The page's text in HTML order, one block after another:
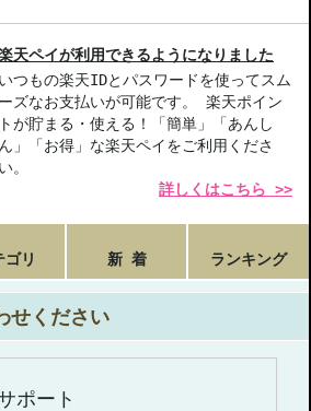
天ペイが利用できるようになりました
いつもの楽天IDとパスワードを使ってスム
ーズなお支払いが可能です。 楽天ポイン
トが貯まる・使える！「簡単」「あんし
ん」「お得」な楽天ペイをご利用くださ
い。
詳しくはこちら >>
ゴリ 新 着 ランキング
せください
ポート